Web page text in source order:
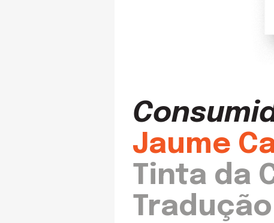
Jaume
Tinta da